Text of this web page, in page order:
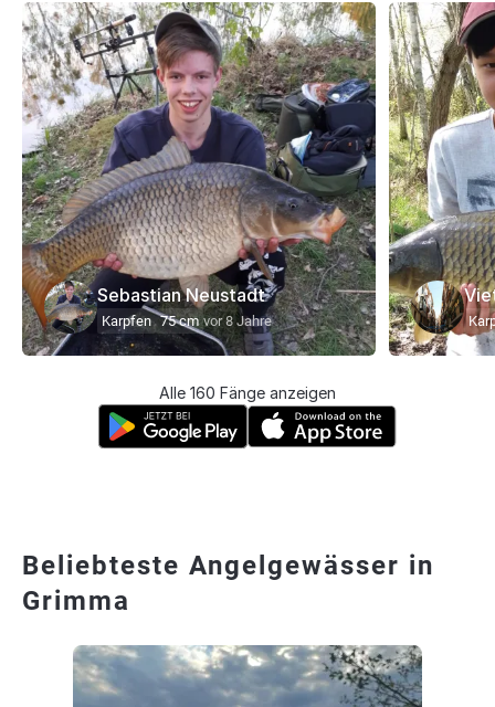
Sebastian Neustadt
Karpfen 75 cm vor 8 Jahre
Alle 160 Fänge anzeigen
Beliebteste Angelgewässer in
Grimma